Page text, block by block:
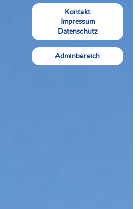
Kontakt
Impressum
Datenschutz
Adminbereich